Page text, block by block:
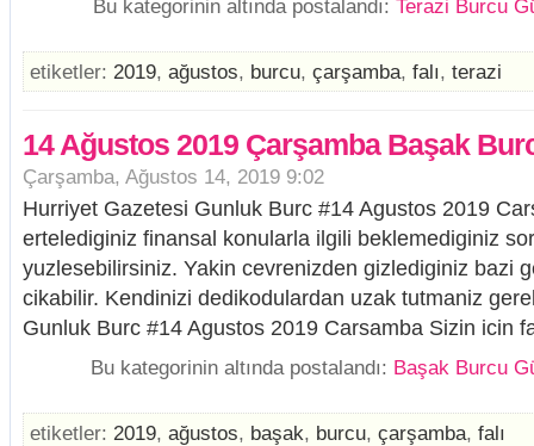
Bu kategorinin altında postalandı: Terazi Burcu
etiketler: 2019, ağustos, burcu, çarşamba, falı, terazi
14 Ağustos 2019 Çarşamba Başak
Çarşamba, Ağustos 14, 2019 9:02
Hurriyet Gazetesi Gunluk Burc #14 Agustos 2019
ertelediginiz finansal konularla ilgili beklemediginiz
yuzlesebilirsiniz. Yakin cevrenizden gizlediginiz bazi
cikabilir. Kendinizi dedikodulardan uzak tutmaniz
Gunluk Burc #14 Agustos 2019 Carsamba Sizin icin
Bu kategorinin altında postalandı: Başak Burcu
etiketler: 2019, ağustos, başak, burcu, çarşamba, falı